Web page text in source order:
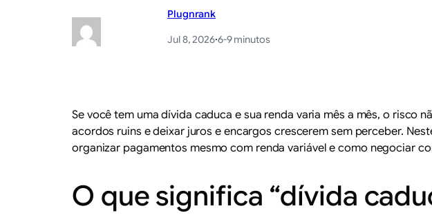
Plugnrank
Jul 8, 2026·6-9 minutos
Se você tem uma dívida caduca e sua renda varia mês a mês, o
acordos ruins e deixar juros e encargos crescerem sem perceber.
organizar pagamentos mesmo com renda variável e como negociar
O que significa “dívida